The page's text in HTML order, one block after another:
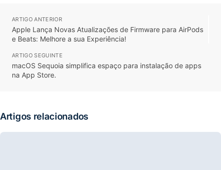
ARTIGO ANTERIOR
Apple Lança Novas Atualizações de Firmware para AirPods
e Beats: Melhore a sua Experiência!
ARTIGO SEGUINTE
macOS Sequoia simplifica espaço para instalação de apps
na App Store.
Artigos relacionados